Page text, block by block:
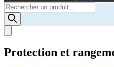
Products
search
Protection et